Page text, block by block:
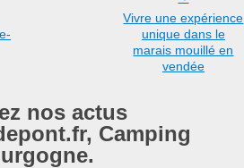
Vivre une expérience
unique dans le
marais mouillé en
vendée
nos actus
Camping